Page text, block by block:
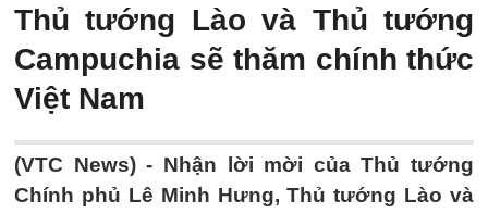
Thủ tướng Lào và Thủ tướng
Campuchia sẽ thăm chính thức
Việt Nam
(VTC News) - Nhận lời mời của Thủ tướng
Chính phủ Lê Minh Hưng, Thủ tướng Lào và